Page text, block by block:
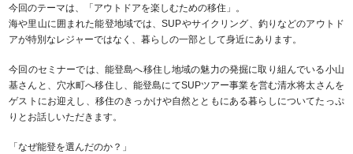
今回のテーマは、「アウトドアを楽しむための移住」。
海や里山に囲まれた能登地域では、SUPやサイクリング、釣りなどのアウトド
アが特別なレジャーではなく、暮らしの一部として身近にあります。
今回のセミナーでは、能登島へ移住し地域の魅力の発掘に取り組んでいる小山
基さんと、穴水町へ移住し、能登島にてSUPツアー事業を営む清水将太さんを
ゲストにお迎えし、移住のきっかけや自然とともにある暮らしについてたっぷ
りとお話しいただきます。
「なぜ能登を選んだのか？」